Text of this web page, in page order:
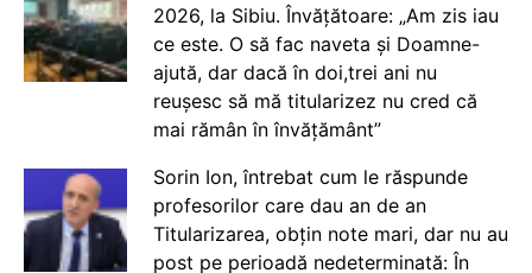
2026, la Sibiu. Învățătoare: „Am zis iau
ce este. O să fac naveta și Doamne-
ajută, dar dacă în doi,trei ani nu
reușesc să mă titularizez nu cred că
mai rămân în învățământ”
Sorin Ion, întrebat cum le răspunde
profesorilor care dau an de an
Titularizarea, obțin note mari, dar nu au
post pe perioadă nedeterminată: În